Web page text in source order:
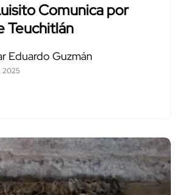
Comunica por
Teuchitlán
Eduardo Guzmán
2025